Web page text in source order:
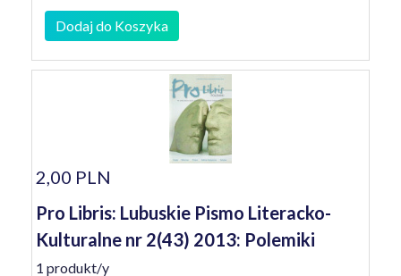
Dodaj do Koszyka
2,00 PLN
Pro Libris: Lubuskie Pismo Literacko-
Kulturalne nr 2(43) 2013: Polemiki
1 produkt/y